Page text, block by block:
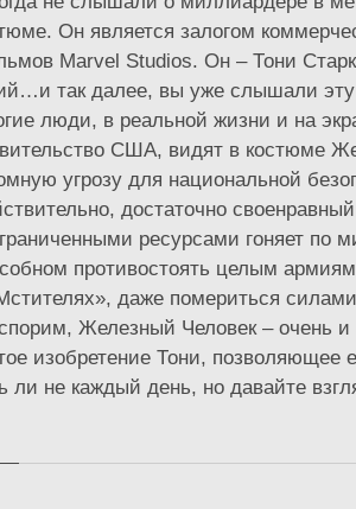
Он является залогом
Marvel Studios. Он – Тони
так далее, вы уже слышали
люди, в реальной жизни и на
США, видят в костюме
угрозу для национальной
достаточно
ресурсами гоняет по
противостоять целым
даже помериться
Железный Человек – очень и
изобретение Тони, позволяющее
ли не каждый день, но давайте